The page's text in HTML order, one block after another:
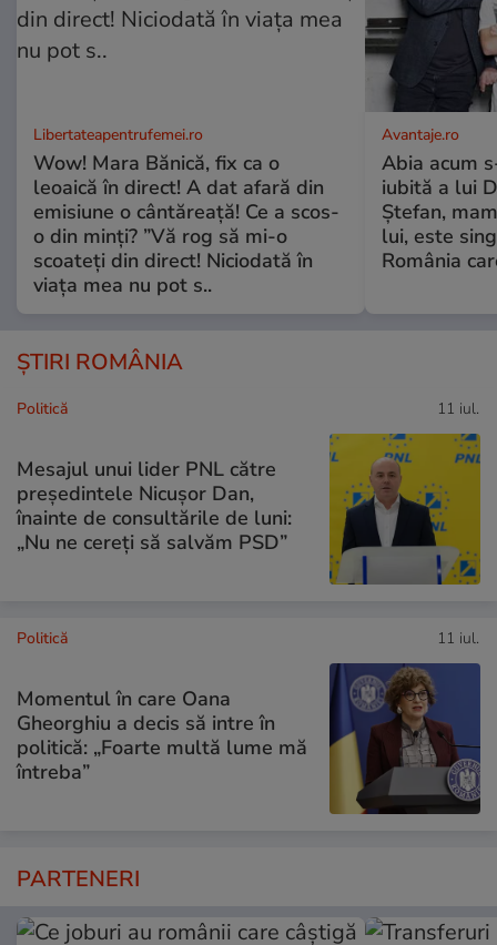
Libertateapentrufemei.ro
Wow! Mara Bănică, fix ca o
leoaică în direct! A dat afară din
emisiune o cântăreață! Ce a scos-
o din minți? ”Vă rog să mi-o
scoateți din direct! Niciodată în
viața mea nu pot s..
Avantaje.ro
Abia acum
iubită a lui
Ștefan,
lui, este
România
ȘTIRI ROMÂNIA
Politică 11 iul.
Mesajul unui lider PNL către
președintele Nicușor Dan,
înainte de consultările de luni:
„Nu ne cereți să salvăm PSD”
Politică 11 iul.
Momentul în care Oana
Gheorghiu a decis să intre în
politică: „Foarte multă lume mă
întreba”
PARTENERI